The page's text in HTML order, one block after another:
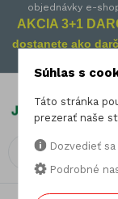
objednávky e-
AKCIA 3+1
dostanete ako
Súhlas s
Táto stránka
prezerať naše
Dozvedieť sa
Podrobné